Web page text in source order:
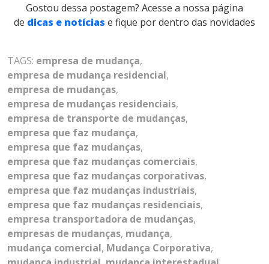
Gostou dessa postagem? Acesse a nossa página
de dicas e notícias e fique por dentro das novidades
TAGS: empresa de mudança,
empresa de mudança residencial,
empresa de mudanças,
empresa de mudanças residenciais,
empresa de transporte de mudanças,
empresa que faz mudança,
empresa que faz mudanças,
empresa que faz mudanças comerciais,
empresa que faz mudanças corporativas,
empresa que faz mudanças industriais,
empresa que faz mudanças residenciais,
empresa transportadora de mudanças,
empresas de mudanças, mudança,
mudança comercial, Mudança Corporativa,